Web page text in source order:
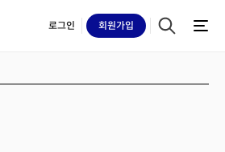
로그인 회원가입